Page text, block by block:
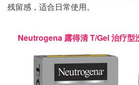
残留感，适合日常使用。
Neutrogena 露得清 T/Gel 治疗型